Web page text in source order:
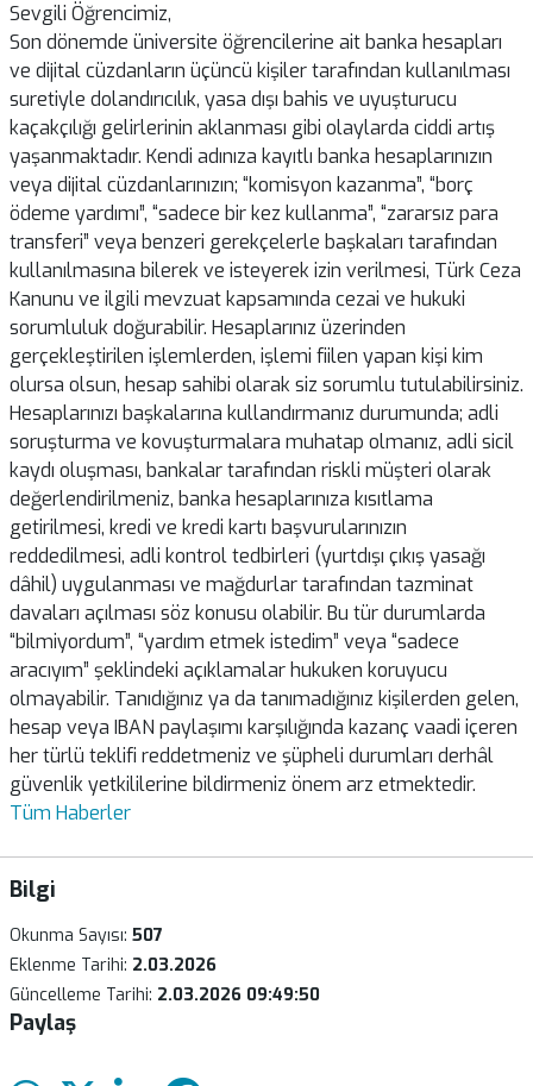
Sevgili Öğrencimiz,
Son dönemde üniversite öğrencilerine ait banka hesapları
ve dijital cüzdanların üçüncü kişiler tarafından kullanılması
suretiyle dolandırıcılık, yasa dışı bahis ve uyuşturucu
kaçakçılığı gelirlerinin aklanması gibi olaylarda ciddi artış
yaşanmaktadır. Kendi adınıza kayıtlı banka hesaplarınızın
veya dijital cüzdanlarınızın; “komisyon kazanma”, “borç
ödeme yardımı”, “sadece bir kez kullanma”, “zararsız para
transferi” veya benzeri gerekçelerle başkaları tarafından
kullanılmasına bilerek ve isteyerek izin verilmesi, Türk Ceza
Kanunu ve ilgili mevzuat kapsamında cezai ve hukuki
sorumluluk doğurabilir. Hesaplarınız üzerinden
gerçekleştirilen işlemlerden, işlemi fiilen yapan kişi kim
olursa olsun, hesap sahibi olarak siz sorumlu tutulabilirsiniz.
Hesaplarınızı başkalarına kullandırmanız durumunda; adli
soruşturma ve kovuşturmalara muhatap olmanız, adli sicil
kaydı oluşması, bankalar tarafından riskli müşteri olarak
değerlendirilmeniz, banka hesaplarınıza kısıtlama
getirilmesi, kredi ve kredi kartı başvurularınızın
reddedilmesi, adli kontrol tedbirleri (yurtdışı çıkış yasağı
dâhil) uygulanması ve mağdurlar tarafından tazminat
davaları açılması söz konusu olabilir. Bu tür durumlarda
“bilmiyordum”, “yardım etmek istedim” veya “sadece
aracıyım” şeklindeki açıklamalar hukuken koruyucu
olmayabilir. Tanıdığınız ya da tanımadığınız kişilerden gelen,
hesap veya IBAN paylaşımı karşılığında kazanç vaadi içeren
her türlü teklifi reddetmeniz ve şüpheli durumları derhâl
güvenlik yetkililerine bildirmeniz önem arz etmektedir.
Tüm Haberler
Bilgi
Okunma Sayısı: 507
Eklenme Tarihi: 2.03.2026
Güncelleme Tarihi: 2.03.2026 09:49:50
Paylaş